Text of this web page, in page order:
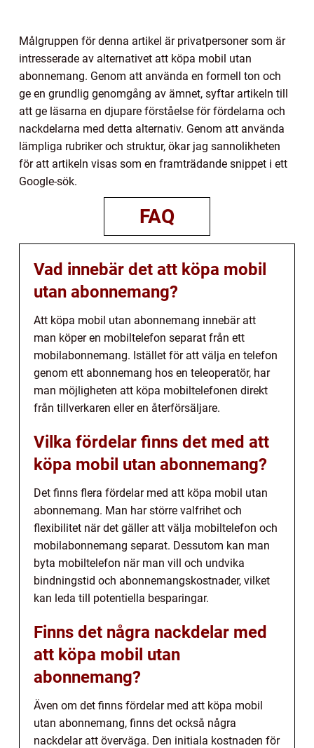
Målgruppen för denna artikel är privatpersoner som är
intresserade av alternativet att köpa mobil utan
abonnemang. Genom att använda en formell ton och
ge en grundlig genomgång av ämnet, syftar artikeln till
att ge läsarna en djupare förståelse för fördelarna och
nackdelarna med detta alternativ. Genom att använda
lämpliga rubriker och struktur, ökar jag sannolikheten
för att artikeln visas som en framträdande snippet i ett
Google-sök.
FAQ
Vad innebär det att köpa mobil
utan abonnemang?
Att köpa mobil utan abonnemang innebär att
man köper en mobiltelefon separat från ett
mobilabonnemang. Istället för att välja en telefon
genom ett abonnemang hos en teleoperatör, har
man möjligheten att köpa mobiltelefonen direkt
från tillverkaren eller en återförsäljare.
Vilka fördelar finns det med att
köpa mobil utan abonnemang?
Det finns flera fördelar med att köpa mobil utan
abonnemang. Man har större valfrihet och
flexibilitet när det gäller att välja mobiltelefon och
mobilabonnemang separat. Dessutom kan man
byta mobiltelefon när man vill och undvika
bindningstid och abonnemangskostnader, vilket
kan leda till potentiella besparingar.
Finns det några nackdelar med
att köpa mobil utan
abonnemang?
Även om det finns fördelar med att köpa mobil
utan abonnemang, finns det också några
nackdelar att överväga. Den initiala kostnaden för